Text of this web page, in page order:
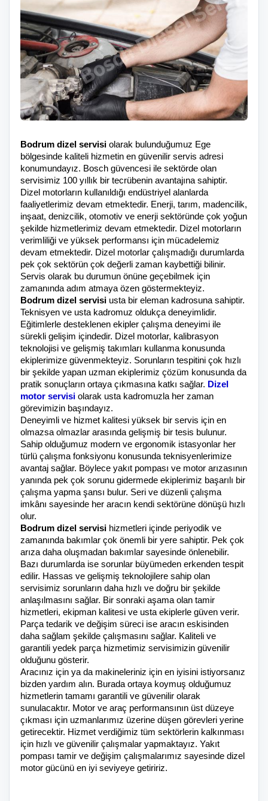
Bodrum dizel servisi olarak bulunduğumuz Ege
bölgesinde kaliteli hizmetin en güvenilir servis adresi
konumundayız. Bosch güvencesi ile sektörde olan
servisimiz 100 yıllık bir tecrübenin avantajına sahiptir.
Dizel motorların kullanıldığı endüstriyel alanlarda
faaliyetlerimiz devam etmektedir. Enerji, tarım, madencilik,
inşaat, denizcilik, otomotiv ve enerji sektöründe çok yoğun
şekilde hizmetlerimiz devam etmektedir. Dizel motorların
verimliliği ve yüksek performansı için mücadelemiz
devam etmektedir. Dizel motorlar çalışmadığı durumlarda
pek çok sektörün çok değerli zaman kaybettiği bilinir.
Servis olarak bu durumun önüne geçebilmek için
zamanında adım atmaya özen göstermekteyiz.
Bodrum dizel servisi usta bir eleman kadrosuna sahiptir.
Teknisyen ve usta kadromuz oldukça deneyimlidir.
Eğitimlerle desteklenen ekipler çalışma deneyimi ile
sürekli gelişim içindedir. Dizel motorlar, kalibrasyon
teknolojisi ve gelişmiş takımları kullanma konusunda
ekiplerimize güvenmekteyiz. Sorunların tespitini çok hızlı
bir şekilde yapan uzman ekiplerimiz çözüm konusunda da
pratik sonuçların ortaya çıkmasına katkı sağlar. Dizel
motor servisi olarak usta kadromuzla her zaman
görevimizin başındayız.
Deneyimli ve hizmet kalitesi yüksek bir servis için en
olmazsa olmazlar arasında gelişmiş bir tesis bulunur.
Sahip olduğumuz modern ve ergonomik istasyonlar her
türlü çalışma fonksiyonu konusunda teknisyenlerimize
avantaj sağlar. Böylece yakıt pompası ve motor arızasının
yanında pek çok sorunu gidermede ekiplerimiz başarılı bir
çalışma yapma şansı bulur. Seri ve düzenli çalışma
imkânı sayesinde her aracın kendi sektörüne dönüşü hızlı
olur.
Bodrum dizel servisi hizmetleri içinde periyodik ve
zamanında bakımlar çok önemli bir yere sahiptir. Pek çok
arıza daha oluşmadan bakımlar sayesinde önlenebilir.
Bazı durumlarda ise sorunlar büyümeden erkenden tespit
edilir. Hassas ve gelişmiş teknolojilere sahip olan
servisimiz sorunların daha hızlı ve doğru bir şekilde
anlaşılmasını sağlar. Bir sonraki aşama olan tamir
hizmetleri, ekipman kalitesi ve usta ekiplerle güven verir.
Parça tedarik ve değişim süreci ise aracın eskisinden
daha sağlam şekilde çalışmasını sağlar. Kaliteli ve
garantili yedek parça hizmetimiz servisimizin güvenilir
olduğunu gösterir.
Aracınız için ya da makineleriniz için en iyisini istiyorsanız
bizden yardım alın. Burada ortaya koymuş olduğumuz
hizmetlerin tamamı garantili ve güvenilir olarak
sunulacaktır. Motor ve araç performansının üst düzeye
çıkması için uzmanlarımız üzerine düşen görevleri yerine
getirecektir. Hizmet verdiğimiz tüm sektörlerin kalkınması
için hızlı ve güvenilir çalışmalar yapmaktayız. Yakıt
pompası tamir ve değişim çalışmalarımız sayesinde dizel
motor gücünü en iyi seviyeye getiririz.